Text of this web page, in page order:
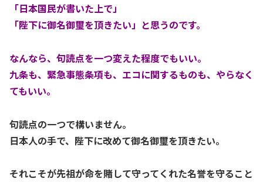
「日本国民が書いた上で」
「陛下に御名御璽を頂きたい」と思うのです。
なんなら、句読点を一つ変えた程度でもいい。
九条も、緊急事態条項も、エコに関するものも、やらなく
てもいい。
句読点の一つで構いません。
日本人の手で、陛下に改めて御名御璽を頂きたい。
それこそが先祖が命を賭して守ってくれた名誉を守ること